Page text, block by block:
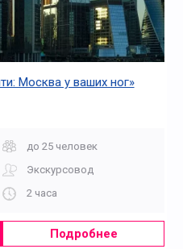
Москва у ваших ног»
до 25 человек
Экскурсовод
2 часа
Подробнее